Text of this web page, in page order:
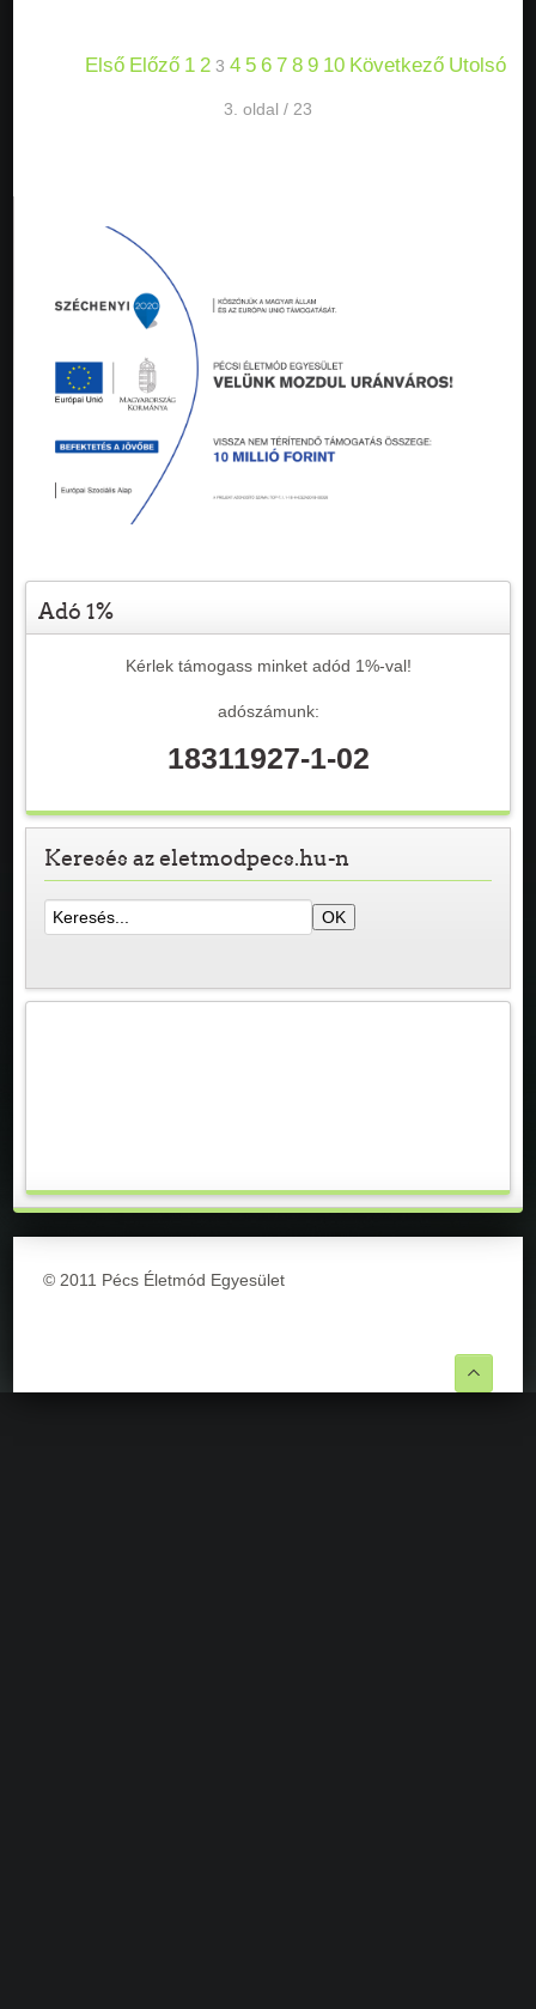
Első Előző 1 2 3 4 5 6 7 8 9 10 Következő Utolsó
3. oldal / 23
Adó 1%
Kérlek támogass minket adód 1%-val!
adószámunk:
18311927-1-02
Keresés az eletmodpecs.hu-n
© 2011 Pécs Életmód Egyesület